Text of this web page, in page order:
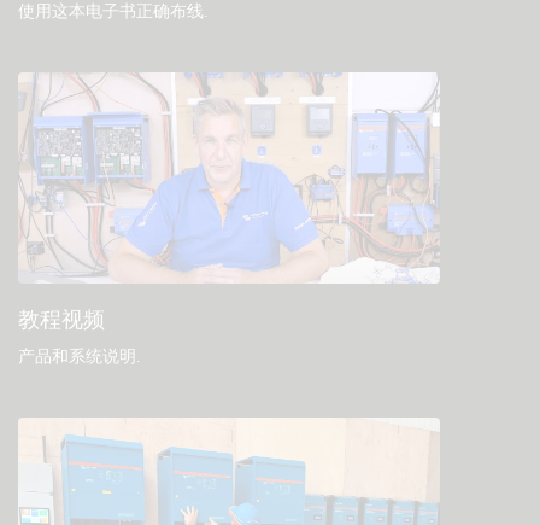
使用这本电子书正确布线.
教程视频
产品和系统说明 .